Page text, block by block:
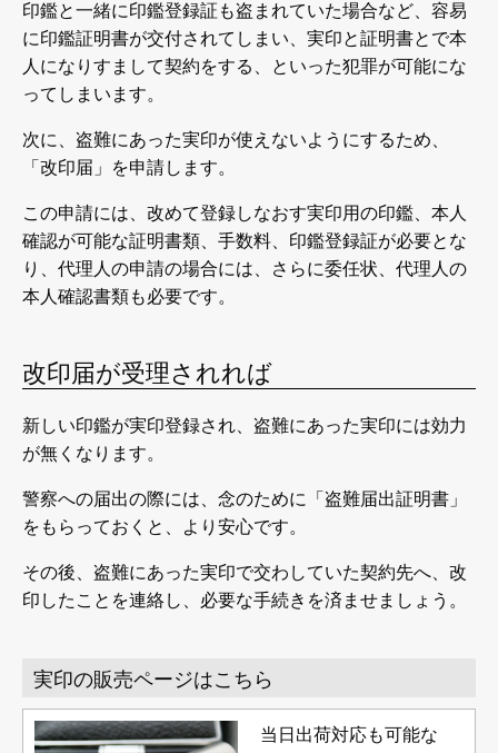
印鑑と一緒に印鑑登録証も盗まれていた場合など、容易
に印鑑証明書が交付されてしまい、実印と証明書とで本
人になりすまして契約をする、といった犯罪が可能にな
ってしまいます。
次に、盗難にあった実印が使えないようにするため、
「改印届」を申請します。
この申請には、改めて登録しなおす実印用の印鑑、本人
確認が可能な証明書類、手数料、印鑑登録証が必要とな
り、代理人の申請の場合には、さらに委任状、代理人の
本人確認書類も必要です。
改印届が受理されれば
新しい印鑑が実印登録され、盗難にあった実印には効力
が無くなります。
警察への届出の際には、念のために「盗難届出証明書」
をもらっておくと、より安心です。
その後、盗難にあった実印で交わしていた契約先へ、改
印したことを連絡し、必要な手続きを済ませましょう。
実印の販売ページはこちら
当日出荷対応も可能な